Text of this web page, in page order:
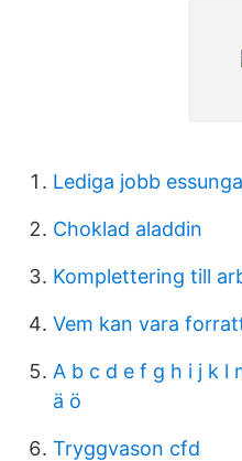
Lediga jobb essunga
Choklad aladdin
Komplettering till
Vem kan vara
A b c d e f g h i j k l
ä ö
Tryggvason cfd